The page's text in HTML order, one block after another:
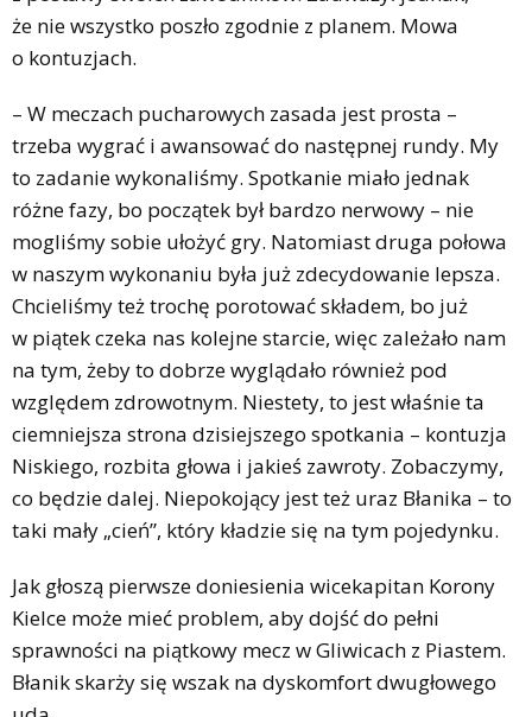
że nie wszystko poszło zgodnie z planem. Mowa
o kontuzjach.
– W meczach pucharowych zasada jest prosta –
trzeba wygrać i awansować do następnej rundy. My
to zadanie wykonaliśmy. Spotkanie miało jednak
różne fazy, bo początek był bardzo nerwowy – nie
mogliśmy sobie ułożyć gry. Natomiast druga połowa
w naszym wykonaniu była już zdecydowanie lepsza.
Chcieliśmy też trochę porotować składem, bo już
w piątek czeka nas kolejne starcie, więc zależało nam
na tym, żeby to dobrze wyglądało również pod
względem zdrowotnym. Niestety, to jest właśnie ta
ciemniejsza strona dzisiejszego spotkania – kontuzja
Niskiego, rozbita głowa i jakieś zawroty. Zobaczymy,
co będzie dalej. Niepokojący jest też uraz Błanika – to
taki mały „cień”, który kładzie się na tym pojedynku.
Jak głoszą pierwsze doniesienia wicekapitan Korony
Kielce może mieć problem, aby dojść do pełni
sprawności na piątkowy mecz w Gliwicach z Piastem.
Błanik skarży się wszak na dyskomfort dwugłowego